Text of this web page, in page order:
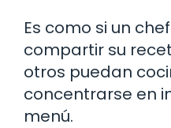
Es como si un
compartir su
otros puedan
concentrarse en
menú.